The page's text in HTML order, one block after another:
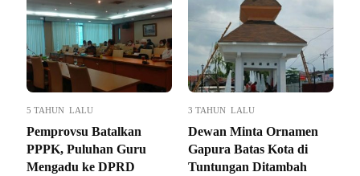
5 TAHUN LALU
Pemprovsu Batalkan
PPPK, Puluhan Guru
Mengadu ke DPRD
3 TAHUN LALU
Dewan Minta Ornamen
Gapura Batas Kota di
Tuntungan Ditambah